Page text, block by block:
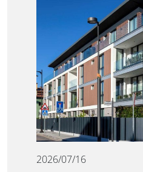
2026/07/16